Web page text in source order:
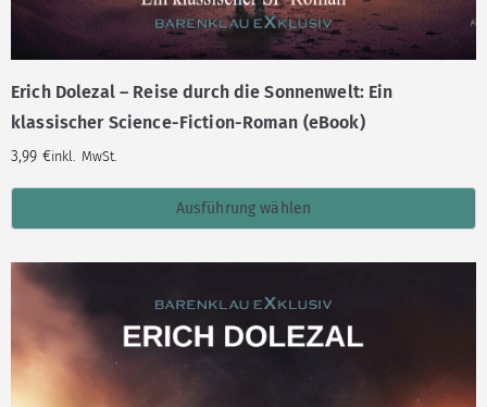
Erich Dolezal – Reise durch die Sonnenwelt: Ein
klassischer Science-Fiction-Roman (eBook)
3,99 €inkl. MwSt.
Ausführung wählen